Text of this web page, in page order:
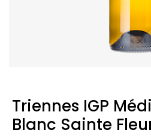
Triennes IGP
Blanc Sainte